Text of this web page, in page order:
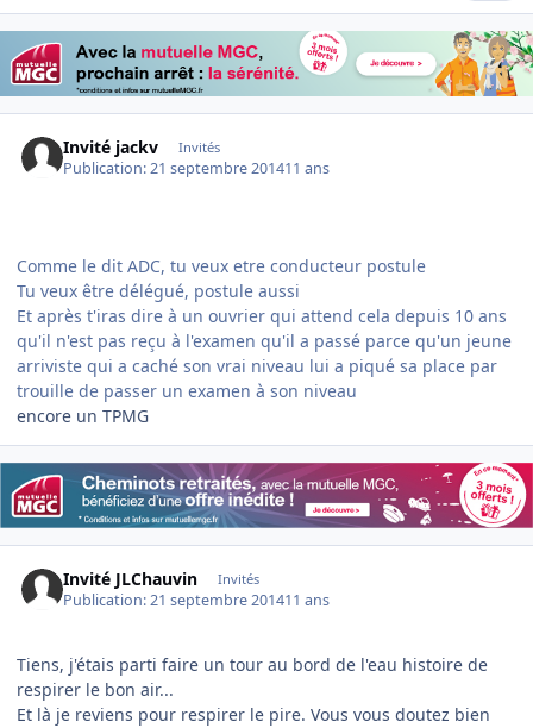
Invité jackv Invités
Publication:21 septembre 201411 ans
Comme le dit ADC, tu veux etre conducteur postule
Tu veux être délégué, postule aussi
Et après t'iras dire à un ouvrier qui attend cela depuis 10 ans
qu'il n'est pas reçu à l'examen qu'il a passé parce qu'un jeune
arriviste qui a caché son vrai niveau lui a piqué sa place par
trouille de passer un examen à son niveau
encore un TPMG
Invité JLChauvin Invités
Publication:21 septembre 201411 ans
Tiens, j'étais parti faire un tour au bord de l'eau histoire de
respirer le bon air...
Et là je reviens pour respirer le pire. Vous vous doutez bien